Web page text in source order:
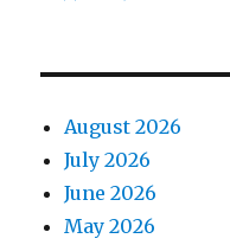
August 2026
July 2026
June 2026
May 2026